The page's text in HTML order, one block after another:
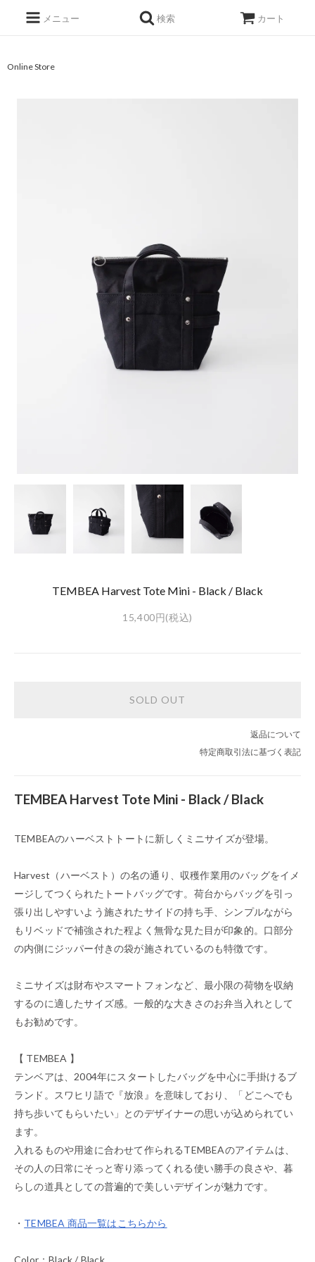
メニュー 検索 カート
Online Store
TEMBEA Harvest Tote Mini - Black / Black
15,400円(税込)
SOLD OUT
返品について
特定商取引法に基づく表記
TEMBEA Harvest Tote Mini - Black / Black
TEMBEAのハーベストトートに新しくミニサイズが登場。
Harvest（ハーベスト）の名の通り、収穫作業用のバッグをイメ
ージしてつくられたトートバッグです。荷台からバッグを引っ
張り出しやすいよう施されたサイドの持ち手、シンプルながら
もリベッドで補強された程よく無骨な見た目が印象的。口部分
の内側にジッパー付きの袋が施されているのも特徴です。
ミニサイズは財布やスマートフォンなど、最小限の荷物を収納
するのに適したサイズ感。一般的な大きさのお弁当入れとして
もお勧めです。
【 TEMBEA 】
テンベアは、2004年にスタートしたバッグを中心に手掛けるブ
ランド。スワヒリ語で『放浪』を意味しており、「どこへでも
持ち歩いてもらいたい」とのデザイナーの思いが込められてい
ます。
入れるものや用途に合わせて作られるTEMBEAのアイテムは、
その人の日常にそっと寄り添ってくれる使い勝手の良さや、暮
らしの道具としての普遍的で美しいデザインが魅力です。
・ TEMBEA 商品一覧はこちらから
Color：Black / Black